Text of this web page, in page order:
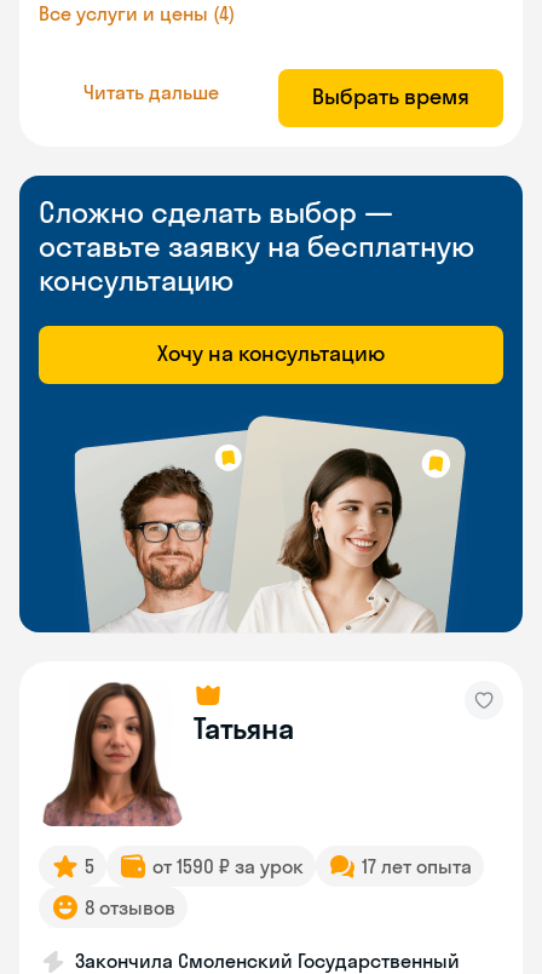
Все услуги и цены (4)
Читать дальше Выбрать время
Сложно сделать выбор —
оставьте заявку на бесплатную
консультацию
Хочу на консультацию
Татьяна
5 от 1590 ₽ за урок
17 лет опыта
8 отзывов
Закончила Смоленский Государственный